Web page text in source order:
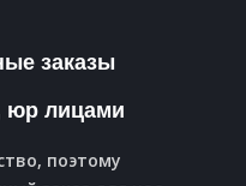
заказы
юр лицами
поэтому